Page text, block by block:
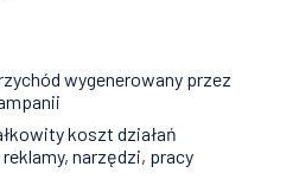
wygenerowany przez
koszt działań
narzędzi, pracy